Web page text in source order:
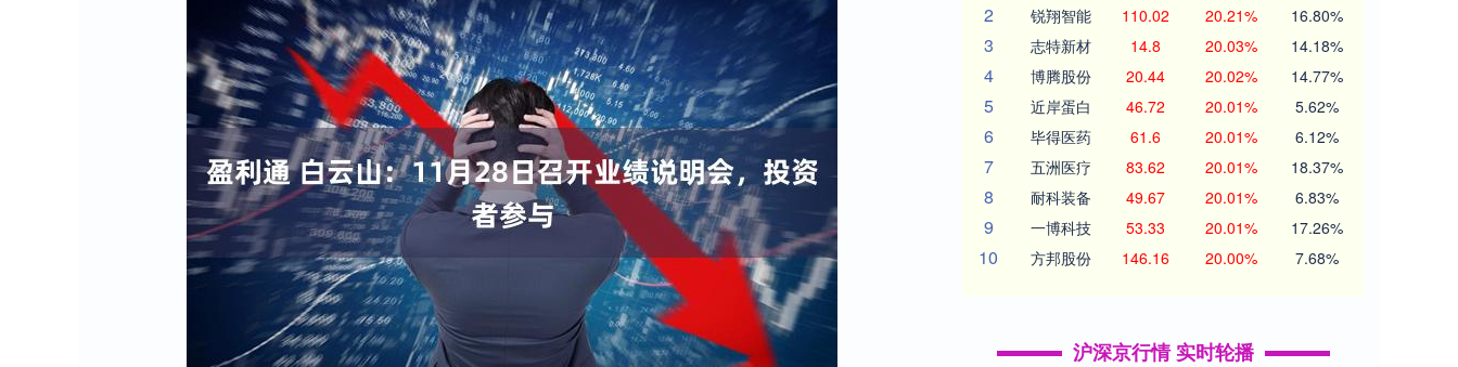
2 锐翔智能 110.02 20.21% 16.80%
3 志特新材 14.8 20.03% 14.18%
4 博腾股份 20.44 20.02% 14.77%
5 近岸蛋白 46.72 20.01% 5.62%
6 毕得医药 61.6 20.01% 6.12%
7 五洲医疗 83.62 20.01% 18.37%
8 耐科装备 49.67 20.01% 6.83%
9 一博科技 53.33 20.01% 17.26%
10 方邦股份 146.16 20.00% 7.68%
沪深京行情 实时轮播